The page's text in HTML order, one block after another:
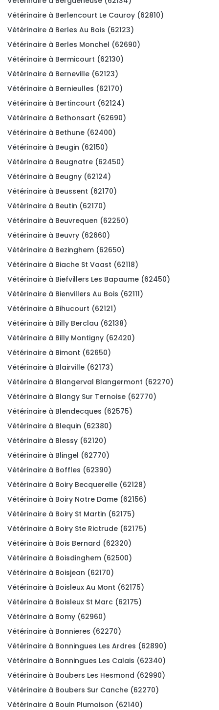
Vétérinaire à Berlencourt Le Cauroy (62810)
Vétérinaire à Berles Au Bois (62123)
Vétérinaire à Berles Monchel (62690)
Vétérinaire à Bermicourt (62130)
Vétérinaire à Berneville (62123)
Vétérinaire à Bernieulles (62170)
Vétérinaire à Bertincourt (62124)
Vétérinaire à Bethonsart (62690)
Vétérinaire à Bethune (62400)
Vétérinaire à Beugin (62150)
Vétérinaire à Beugnatre (62450)
Vétérinaire à Beugny (62124)
Vétérinaire à Beussent (62170)
Vétérinaire à Beutin (62170)
Vétérinaire à Beuvrequen (62250)
Vétérinaire à Beuvry (62660)
Vétérinaire à Bezinghem (62650)
Vétérinaire à Biache St Vaast (62118)
Vétérinaire à Biefvillers Les Bapaume (62450)
Vétérinaire à Bienvillers Au Bois (62111)
Vétérinaire à Bihucourt (62121)
Vétérinaire à Billy Berclau (62138)
Vétérinaire à Billy Montigny (62420)
Vétérinaire à Bimont (62650)
Vétérinaire à Blairville (62173)
Vétérinaire à Blangerval Blangermont (62270)
Vétérinaire à Blangy Sur Ternoise (62770)
Vétérinaire à Blendecques (62575)
Vétérinaire à Blequin (62380)
Vétérinaire à Blessy (62120)
Vétérinaire à Blingel (62770)
Vétérinaire à Boffles (62390)
Vétérinaire à Boiry Becquerelle (62128)
Vétérinaire à Boiry Notre Dame (62156)
Vétérinaire à Boiry St Martin (62175)
Vétérinaire à Boiry Ste Rictrude (62175)
Vétérinaire à Bois Bernard (62320)
Vétérinaire à Boisdinghem (62500)
Vétérinaire à Boisjean (62170)
Vétérinaire à Boisleux Au Mont (62175)
Vétérinaire à Boisleux St Marc (62175)
Vétérinaire à Bomy (62960)
Vétérinaire à Bonnieres (62270)
Vétérinaire à Bonningues Les Ardres (62890)
Vétérinaire à Bonningues Les Calais (62340)
Vétérinaire à Boubers Les Hesmond (62990)
Vétérinaire à Boubers Sur Canche (62270)
Vétérinaire à Bouin Plumoison (62140)